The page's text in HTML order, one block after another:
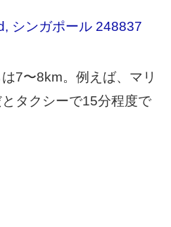
シンガポール 248837
7〜8km。例えば、マリ
タクシーで15分程度で